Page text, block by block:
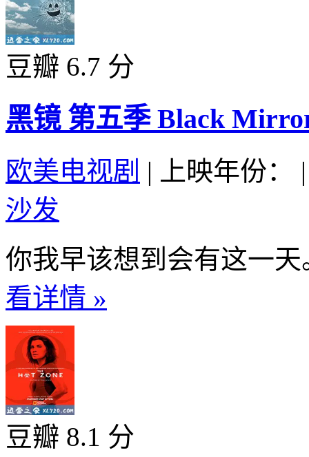
豆瓣 6.7 分
黑镜 第五季 Black
欧美电视剧 | 上映年份：
|
沙发
你我早该想到会有这一
看详情 »
豆瓣 8.1 分